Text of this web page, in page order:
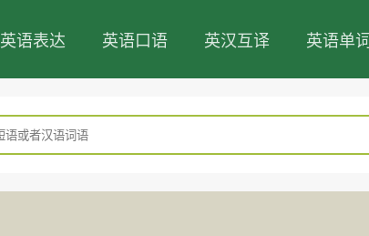
英语表达 英语口语 英汉互译 英语单词